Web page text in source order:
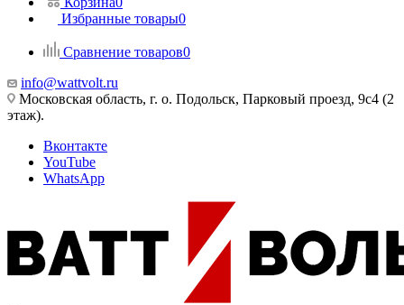
Избранные товары0
Сравнение товаров0
info@wattvolt.ru
Московская область, г. о. Подольск, Парковый проезд, 9с4 (2
этаж).
Вконтакте
YouTube
WhatsApp